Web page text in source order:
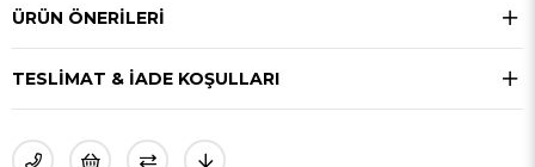
ÜRÜN ÖNERILERI
TESLIMAT & İADE KOŞULLARI